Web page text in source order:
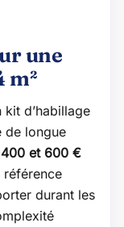
une
m²
kit d’habillage
de longue
400 et 600 €
référence
durant les